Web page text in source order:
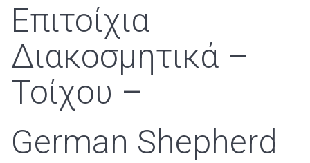
Επιτοίχια
Διακοσμητικά –
Τοίχου –
German Shepherd